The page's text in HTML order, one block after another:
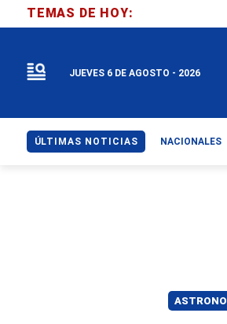
TEMAS DE HOY:
JUEVES 6 DE AGOSTO - 2026
ÚLTIMAS NOTICIAS NACIONALES